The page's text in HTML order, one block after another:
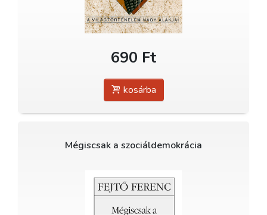
690 Ft
kosárba
Mégiscsak a szociáldemokrácia